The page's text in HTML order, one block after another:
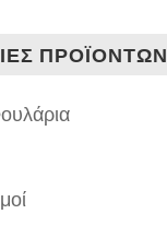
ΠΡΟΪΟΝΤΩΝ